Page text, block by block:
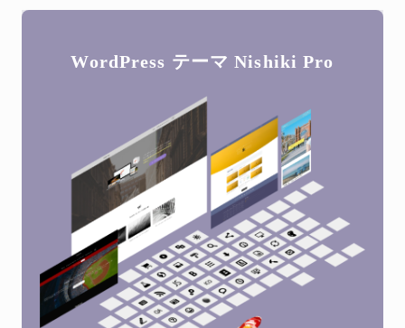
WordPress テーマ Nishiki Pro